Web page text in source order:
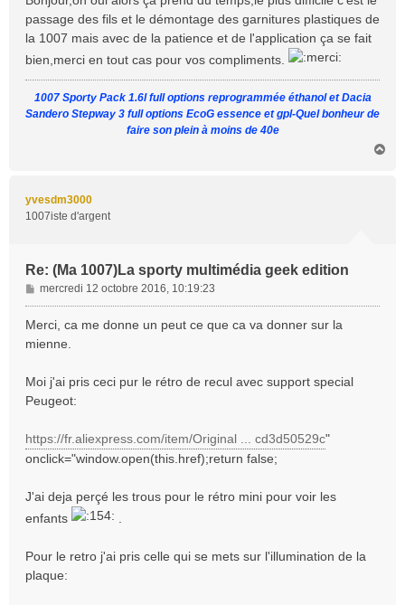
g
e
passage des fils et le démontage des garnitures plastiques de
la 1007 mais avec de la patience et de l'application ça se fait
bien,merci en tout cas pour vos compliments.
1007 Sporty Pack 1.6l full options reprogrammée éthanol et Dacia
Sandero Stepway 3 full options EcoG essence et gpl-Quel bonheur de
faire son plein à moins de 40e
yvesdm3000
1007iste d'argent
Re: (Ma 1007)La sporty multimédia geek edition
M
e
s
s
e
mercredi 12 octobre 2016, 10:19:23
Merci, ca me donne un peut ce que ca va donner sur la
mienne.
Moi j'ai pris ceci pur le rétro de recul avec support special
Peugeot:
https://fr.aliexpress.com/item/Original ... cd3d50529c"
onclick="window.open(this.href);return false;
J'ai deja perçé les trous pour le rétro mini pour voir les
enfants
.
Pour le retro j'ai pris celle qui se mets sur l'illumination de la
plaque: